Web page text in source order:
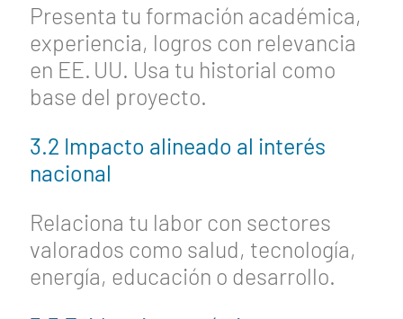
Presenta tu formación académica,
experiencia, logros con relevancia
en EE. UU. Usa tu historial como
base del proyecto.
3.2 Impacto alineado al interés
nacional
Relaciona tu labor con sectores
valorados como salud, tecnología,
energía, educación o desarrollo.